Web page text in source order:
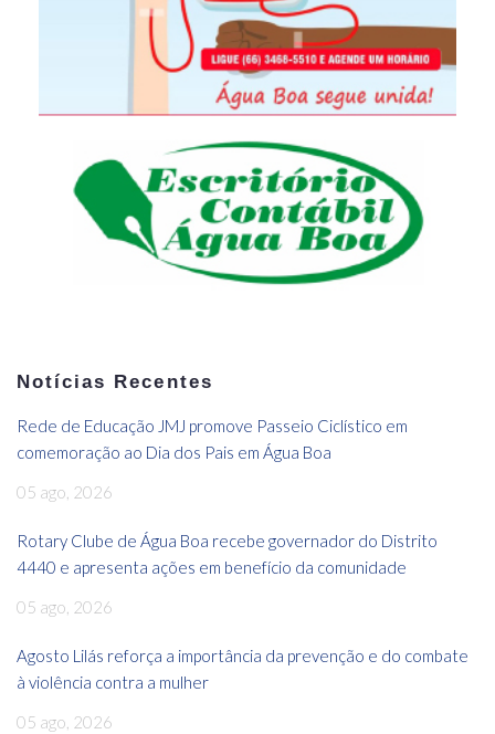
Notícias Recentes
Rede de Educação JMJ promove Passeio Ciclístico em
comemoração ao Dia dos Pais em Água Boa
05 ago, 2026
Rotary Clube de Água Boa recebe governador do Distrito
4440 e apresenta ações em benefício da comunidade
05 ago, 2026
Agosto Lilás reforça a importância da prevenção e do combate
à violência contra a mulher
05 ago, 2026